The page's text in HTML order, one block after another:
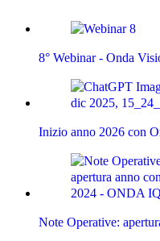
8° Webinar - Onda
Inizio anno 2026 con
Note Operative: